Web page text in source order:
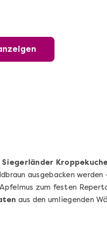
Alles rund um die
Siegerländer
ausgebacken
zum festen
aus den umliegenden